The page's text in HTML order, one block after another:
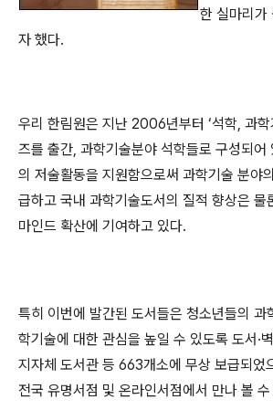
한 실마리가
자 했다.
우리 한림원은 지난 2006년부터 ‘석학, 과학
즈를 출간, 과학기술분야 석학들로 구성되어
의 저술활동을 지원함으로써 과학기술 분야
급하고 국내 과학기술도서의 질적 향상은 물
마인드 확산에 기여하고 있다.
특히 이번에 발간된 도서들은 청소년들의 과
학기술에 대한 관심을 높일 수 있도록 도서·
지자체 도서관 등 663개소에 무상 보급되었
전국 유명서점 및 온라인서점에서 만나 볼 수